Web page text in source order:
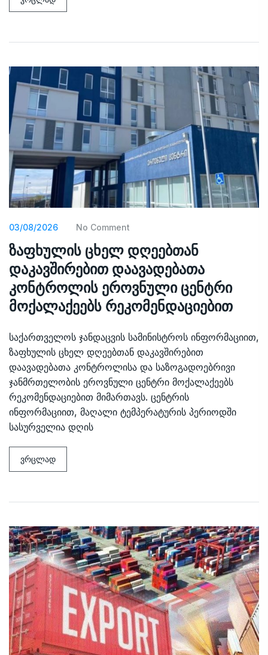
03/08/2026 No Comment
ზაფხულის ცხელ დღეებთან
დაკავშირებით დაავადებათა
კონტროლის ეროვნული ცენტრი
მოქალაქეებს რეკომენდაციებით
საქართველოს ჯანდაცვის სამინისტროს ინფორმაციით,
ზაფხულის ცხელ დღეებთან დაკავშირებით
დაავადებათა კონტროლისა და საზოგადოებრივი
ჯანმრთელობის ეროვნული ცენტრი მოქალაქეებს
რეკომენდაციებით მიმართავს. ცენტრის
ინფორმაციით, მაღალი ტემპერატურის პერიოდში
სასურველია დღის
ვრცლად